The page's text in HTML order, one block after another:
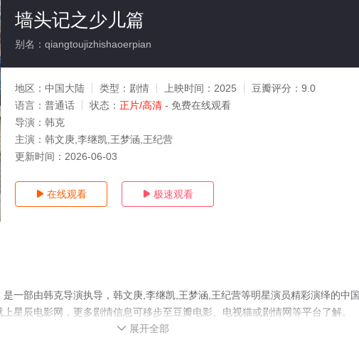
墙头记之少儿篇
别名：qiangtoujizhishaoerpian
地区： 中国大陆 类型： 剧情 上映时间： 2025 豆瓣评分： 9.0
语言： 普通话 状态： 正片/高清 - 免费在线观看
导演： 韩克
主演： 韩文庚,李继凯,王梦涵,王纪营
更新时间： 2026-06-03
 在线观看  极速观看
一部由韩克导演执导，韩文庚,李继凯,王梦涵,王纪营等明星演员精彩演绎的中
星辰电影网，更多剧情信息可移步至豆瓣电影、电视猫或剧情网等平台了解。
 展开全部